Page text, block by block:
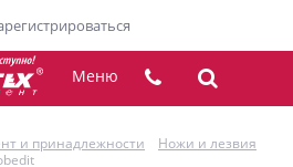
Меню
и принадлежности
Ножи и лезвия